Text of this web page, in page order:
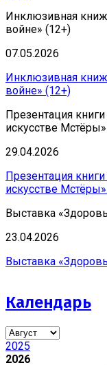
Инклюзивная
войне» (12+)
07.05.2026
Инклюзивная
войне» (12+)
Презентация
искусстве
29.04.2026
Презентация
искусстве
Выставка
23.04.2026
Выставка
Календарь
2025
2026